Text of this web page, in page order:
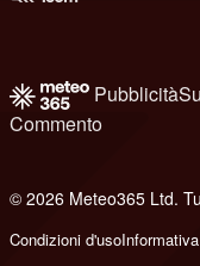
Pubblicità
Commento
© 2026 Meteo365 Ltd.
Condizioni d'uso